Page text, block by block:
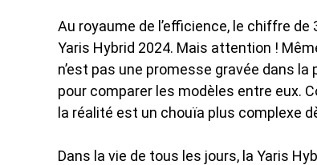
Au royaume de l’efficience, le chiffre
Yaris Hybrid 2024. Mais attention !
n’est pas une promesse gravée dans
pour comparer les modèles entre eux.
la réalité est un chouïa plus complexe
Dans la vie de tous les jours, la Yaris